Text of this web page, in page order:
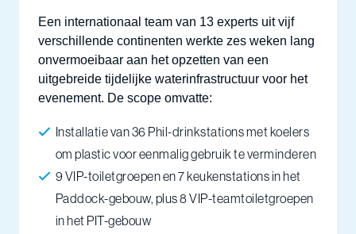
Een internationaal team van 13 experts uit vijf
verschillende continenten werkte zes weken lang
onvermoeibaar aan het opzetten van een
uitgebreide tijdelijke waterinfrastructuur voor het
evenement. De scope omvatte:
Installatie van 36 Phil-drinkstations met koelers
om plastic voor eenmalig gebruik te verminderen
9 VIP-toiletgroepen en 7 keukenstations in het
Paddock-gebouw, plus 8 VIP-teamtoiletgroepen
in het PIT-gebouw